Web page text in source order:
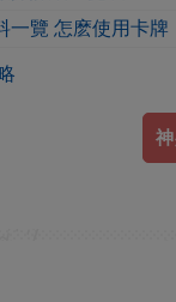
一覽 怎麽使用卡牌